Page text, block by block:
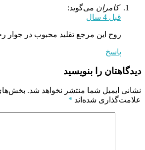
کامران می‌گوید:
قبل 4 سال
روح این مرجع تقلید محبوب در جوار
پاسخ
دیدگاهتان را بنویسید
نشانی ایمیل شما منتشر نخواهد شد.
علامت‌گذاری شده‌اند *